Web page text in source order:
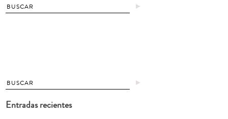
►
►
Entradas recientes